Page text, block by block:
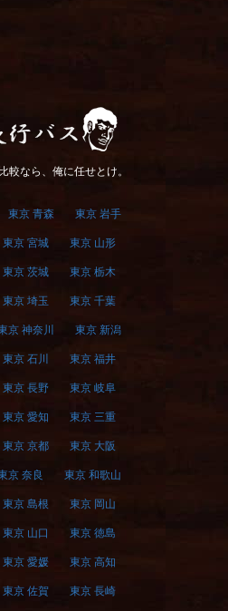
ス
較なら、俺に任せとけ。
東京 青森 東京 岩手
東京 宮城 東京 山形
東京 茨城 東京 栃木
東京 埼玉 東京 千葉
京 神奈川 東京 新潟
東京 石川 東京 福井
東京 長野 東京 岐阜
東京 愛知 東京 三重
東京 京都 東京 大阪
京 奈良 東京 和歌山
東京 島根 東京 岡山
東京 山口 東京 徳島
東京 愛媛 東京 高知
東京 佐賀 東京 長崎